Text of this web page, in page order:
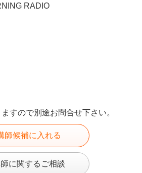
RADIO
すので別途お問合せ下さい。
師候補に入れる
に関するご相談